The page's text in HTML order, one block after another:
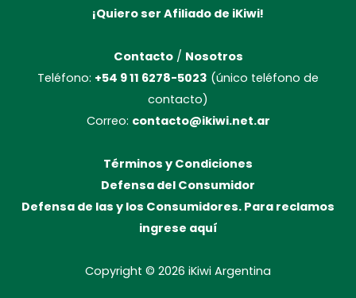
¡Quiero ser Afiliado de iKiwi!
Contacto/ Nosotros
Teléfono: +54 9 11 6278-5023 (único teléfono de
contacto)
Correo: contacto@ikiwi.net.ar
Términos y Condiciones
Defensa del Consumidor
Defensa de las y los Consumidores. Para reclamos
ingrese aquí
Copyright © 2026 iKiwi Argentina